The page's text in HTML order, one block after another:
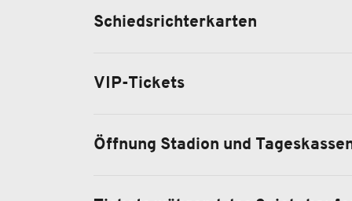
Schiedsrichterkarten
VIP-Tickets
Öffnung Stadion und